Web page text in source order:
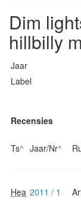
Dim
hillbilly
Jaar
Label
Recensies
Ts^ Jaar/Nr^
Hea 2011 / 1